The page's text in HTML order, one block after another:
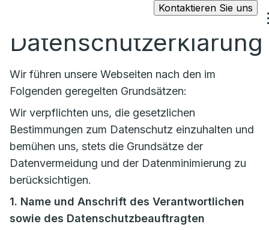
Kontaktieren Sie uns
Datenschutzerklärung
Wir führen unsere Webseiten nach den im
Folgenden geregelten Grundsätzen:
Wir verpflichten uns, die gesetzlichen
Bestimmungen zum Datenschutz einzuhalten und
bemühen uns, stets die Grundsätze der
Datenvermeidung und der Datenminimierung zu
berücksichtigen.
1. Name und Anschrift des Verantwortlichen
sowie des Datenschutzbeauftragten